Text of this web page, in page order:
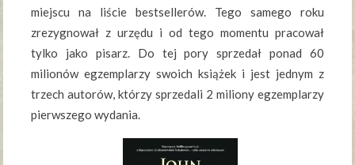
miejscu na liście bestsellerów. Tego samego roku
zrezygnował z urzędu i od tego momentu pracował
tylko jako pisarz. Do tej pory sprzedał ponad 60
milionów egzemplarzy swoich książek i jest jednym z
trzech autorów, którzy sprzedali 2 miliony egzemplarzy
pierwszego wydania.